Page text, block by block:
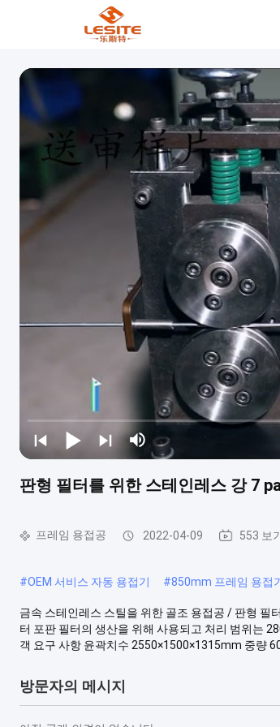
판형 필터를 위한 스테인레스 강 7
프레임 용접공 2022-04-09 553 보
#OEM 서비스 자동 용접기 #850mm 프레임 용접
금속 스테인레스 스틸을 위한 골조 용접공 / 판형 필
터 포판 필터의 생산을 위해 사용되고 처리 범위는
객 요구 사항 윤곽치수 2550×1500×1315mm 중량
방문자의 메시지